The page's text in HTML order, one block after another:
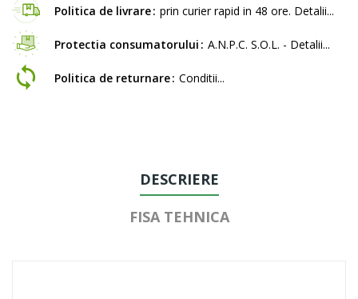
Politica de livrare prin curier rapid in 48 ore. Detalii...
Protectia consumatorului A.N.P.C. S.O.L. - Detalii...
Politica de returnare Conditii...
DESCRIERE
FISA TEHNICA